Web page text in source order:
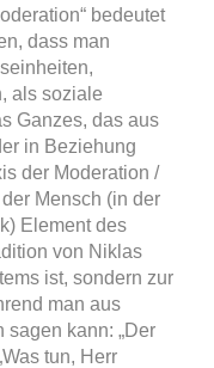
bedeutet
dass man
als soziale
Ganzes, das aus
in Beziehung
der Moderation /
Mensch (in der
Element des
von Niklas
ist, sondern zur
man aus
sagen kann: „Der
tun, Herr